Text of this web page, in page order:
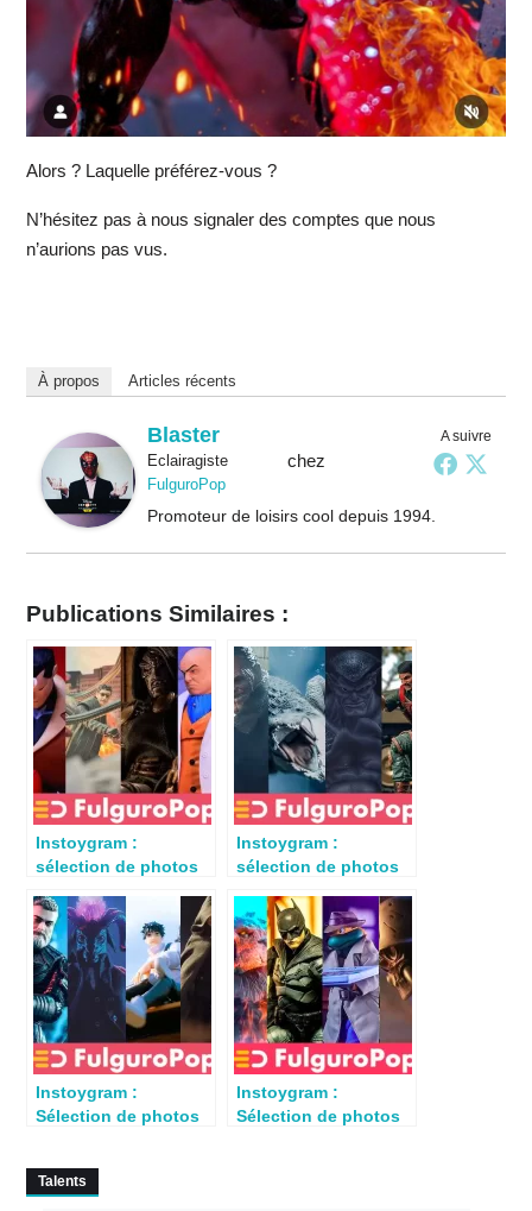
Alors ? Laquelle préférez-vous ?
N’hésitez pas à nous signaler des comptes que nous
n’aurions pas vus.
À propos Articles récents
A suivre
Blaster
Eclairagistechez
FulguroPop
Promoteur de loisirs cool depuis 1994.
Publications Similaires :
Instoygram :
sélection de photos
février 2024
Instoygram :
sélection de photos
février 2024
Instoygram :
Sélection de photos
Instoygram :
Sélection de photos
Talents